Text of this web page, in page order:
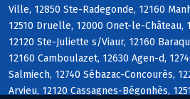
Ville, 12850 Ste-Radegonde, 12160
12510 Druelle, 12000 Onet-le-Château,
12120 Ste-Juliette s/Viaur, 12160
12160 Camboulazet, 12630 Agen-d,
Salmiech, 12740 Sébazac-Concourès,
Arvieu, 12120 Cassagnes-Bégonhès,